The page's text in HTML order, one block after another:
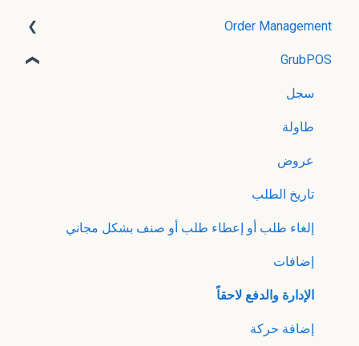
Order Management
GrubPOS 2.0
GrubKDS
GrubPOS
سجل
طاولة
عروض
تاريخ الطلب
إلغاء طلب أو إعطاء طلب أو صنف بشكل مجاني
إضافات
الإدارة والدفع لاحقاً
إضافة حركة